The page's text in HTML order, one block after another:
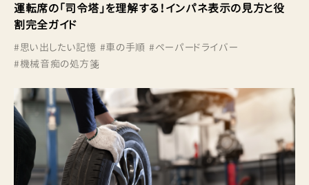
運転席の「司令塔」を理解する！インパネ表示の見方と役
割完全ガイド
#思い出したい記憶 #車の手順 #ペーパードライバー
#機械音痴の処方箋